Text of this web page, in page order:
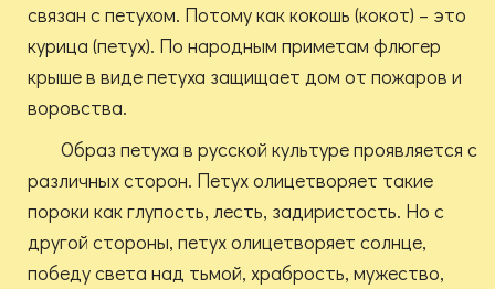
связан с петухом. Потому как кокошь (кокот) – это
курица (петух). По народным приметам флюгер
крыше в виде петуха защищает дом от пожаров и
воровства.
Образ петуха в русской культуре проявляется с
различных сторон. Петух олицетворяет такие
пороки как глупость, лесть, задиристость. Но с
другой стороны, петух олицетворяет солнце,
победу света над тьмой, храбрость, мужество,